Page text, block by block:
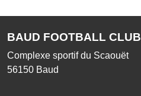
BAUD FOOTBALL CLUB
Complexe sportif du Scaouët
56150 Baud